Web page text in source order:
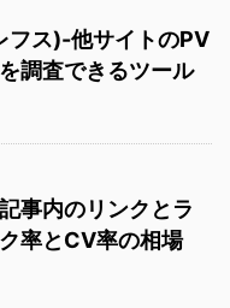
ス)-他サイトのPV
調査できるツール
事内のリンクとラ
率とCV率の相場